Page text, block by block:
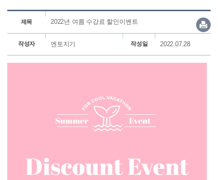
제목 2022년 여름 수강료 할인이벤트
작성자 엔토지기 작성일 2022.07.28